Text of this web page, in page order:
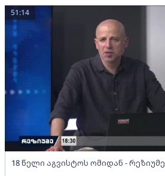
18 წელი აგვისტოს ომიდან - რეზიუმე
51:14